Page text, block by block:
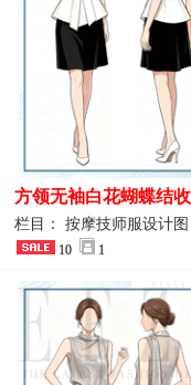
方领无袖白花蝴蝶结
衣 SPA会所接待工作制
计
栏目： 按摩技师服设计图
10 1